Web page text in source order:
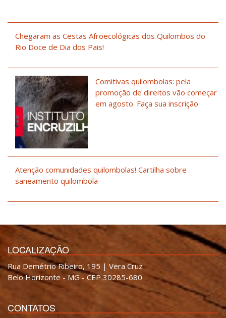
Chegaram as Cestas Afroecológicas dos Quilombos do
Rio Doce de Dia dos Pais!
Comitivas quilombolas: pela
promoção de direitos vão começar
em agosto. Faça sua inscrição
Atenção comunidades quilombolas! Cartilha sobre
saneamento quilombola
LOCALIZAÇÃO
Rua Demétrio Ribeiro, 195 | Vera Cruz
Belo Horizonte - MG - CEP 30285-680
CONTATOS